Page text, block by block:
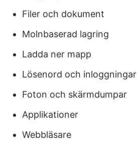
Filer och dokument
Molnbaserad lagring
Ladda ner mapp
Lösenord och inloggningar
Foton och skärmdumpar
Applikationer
Webbläsare